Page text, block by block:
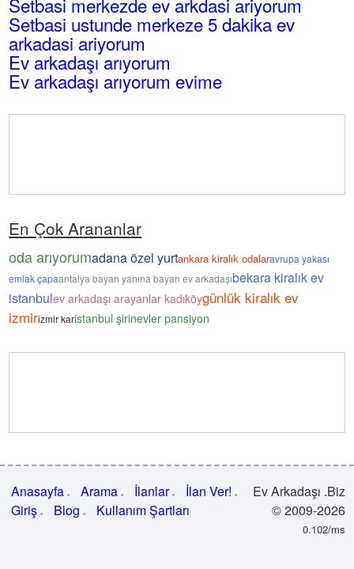
Setbasi ustunde merkeze 5 dakika ev
arkadasi ariyorum
Ev arkadaşı arıyorum
Ev arkadaşı arıyorum evime
En Çok Arananlar
oda arıyorumadana özel yurtankara kiralık odalaravrupa yakası
emlak çapaantalya bayan yanına bayan ev arkadaşıbekara kiralık ev
istanbulev arkadaşı arayanlar kadıköygünlük kiralık ev
izmirizmir karistanbul şirinevler pansiyon
Anasayfa Arama İlanlar
İlan Ver!
Giriş
Blog Kullanım Şartları
Ev Arkadaşı .Biz
© 2009-2026
0.102/ms